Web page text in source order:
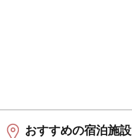
おすすめの宿泊施設